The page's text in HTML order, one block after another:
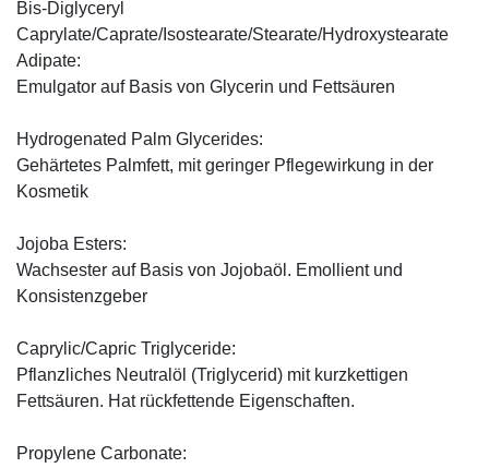
Bis-Diglyceryl
Caprylate/Caprate/Isostearate/Stearate/Hydroxystearate
Adipate:
Emulgator auf Basis von Glycerin und Fettsäuren
Hydrogenated Palm Glycerides:
Gehärtetes Palmfett, mit geringer Pflegewirkung in der
Kosmetik
Jojoba Esters:
Wachsester auf Basis von Jojobaöl. Emollient und
Konsistenzgeber
Caprylic/Capric Triglyceride:
Pflanzliches Neutralöl (Triglycerid) mit kurzkettigen
Fettsäuren. Hat rückfettende Eigenschaften.
Propylene Carbonate: